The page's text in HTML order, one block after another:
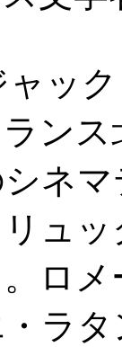
ャッ
ン
ネ
ュ
ロ
ラ